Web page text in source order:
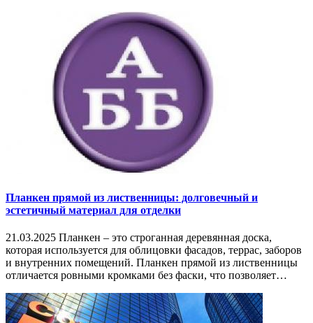
Планкен прямой из лиственницы: долговечный и
эстетичный материал для отделки
21.03.2025 Планкен – это строганная деревянная доска,
которая используется для облицовки фасадов, террас, заборов
и внутренних помещений. Планкен прямой из лиственницы
отличается ровными кромками без фаски, что позволяет…